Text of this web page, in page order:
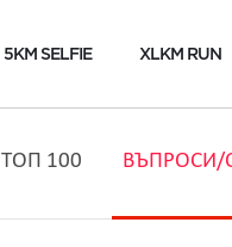
5KM SELFIE XLKM RUN
ТОП 100 ВЪПРОСИ/